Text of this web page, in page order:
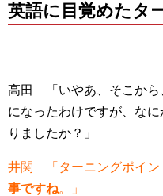
英語に目覚めたタ
高田 「いやあ、そこから
になったわけですが、な
りましたか？」
井関 「ターニングポイン
事ですね。」